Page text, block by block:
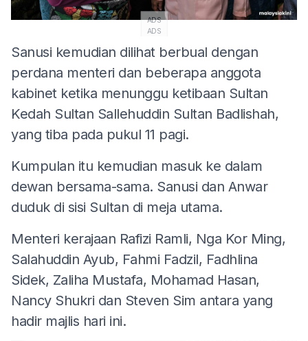
ADS
ADS
Sanusi kemudian dilihat berbual dengan
perdana menteri dan beberapa anggota
kabinet ketika menunggu ketibaan Sultan
Kedah Sultan Sallehuddin Sultan Badlishah,
yang tiba pada pukul 11 pagi.
Kumpulan itu kemudian masuk ke dalam
dewan bersama-sama. Sanusi dan Anwar
duduk di sisi Sultan di meja utama.
Menteri kerajaan Rafizi Ramli, Nga Kor Ming,
Salahuddin Ayub, Fahmi Fadzil, Fadhlina
Sidek, Zaliha Mustafa, Mohamad Hasan,
Nancy Shukri dan Steven Sim antara yang
hadir majlis hari ini.